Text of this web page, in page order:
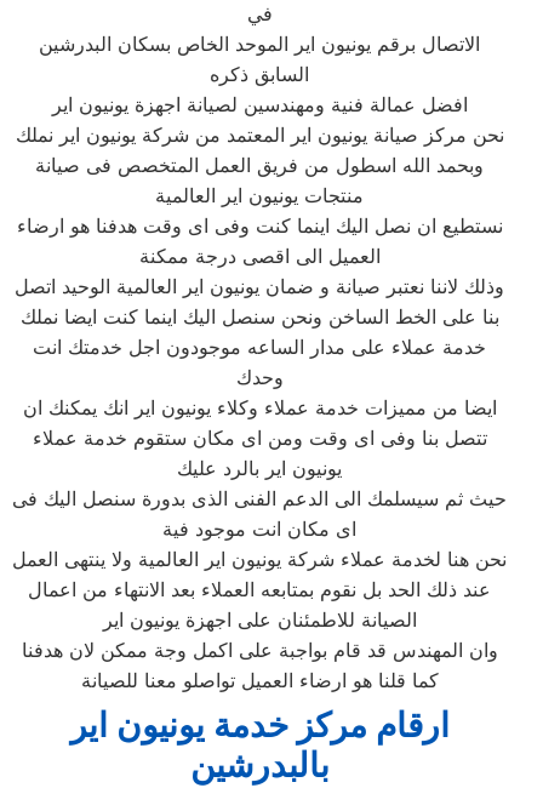
في
الاتصال برقم يونيون اير الموحد الخاص بسكان البدرشين
السابق ذكره
افضل عمالة فنية ومهندسين لصيانة اجهزة يونيون اير
نحن مركز صيانة يونيون اير المعتمد من شركة يونيون اير نملك
وبحمد الله اسطول من فريق العمل المتخصص فى صيانة
منتجات يونيون اير العالمية
نستطيع ان نصل اليك اينما كنت وفى اى وقت هدفنا هو ارضاء
العميل الى اقصى درجة ممكنة
وذلك لاننا نعتبر صيانة و ضمان يونيون اير العالمية الوحيد اتصل
بنا على الخط الساخن ونحن سنصل اليك اينما كنت ايضا نملك
خدمة عملاء على مدار الساعه موجودون اجل خدمتك انت
وحدك
ايضا من مميزات خدمة عملاء وكلاء يونيون اير انك يمكنك ان
تتصل بنا وفى اى وقت ومن اى مكان ستقوم خدمة عملاء
يونيون اير بالرد عليك
حيث ثم سيسلمك الى الدعم الفنى الذى بدورة سنصل اليك فى
اى مكان انت موجود فية
نحن هنا لخدمة عملاء شركة يونيون اير العالمية ولا ينتهى العمل
عند ذلك الحد بل نقوم بمتابعه العملاء بعد الانتهاء من اعمال
الصيانة للاطمئنان على اجهزة يونيون اير
وان المهندس قد قام بواجبة على اكمل وجة ممكن لان هدفنا
كما قلنا هو ارضاء العميل تواصلو معنا للصيانة
ارقام مركز خدمة يونيون اير
بالبدرشين